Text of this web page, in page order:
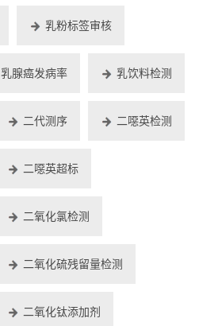
乳粉标签审核
乳腺癌发病率 乳饮料检测
二代测序 二噁英检测
二噁英超标
二氧化氯检测
二氧化硫残留量检测
二氧化钛添加剂